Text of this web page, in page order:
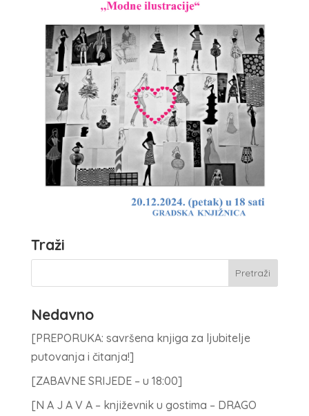
Traži
Nedavno
[PREPORUKA: savršena knjiga za ljubitelje
putovanja i čitanja!]
[ZABAVNE SRIJEDE – u 18:00]
[N A J A V A – književnik u gostima – DRAGO